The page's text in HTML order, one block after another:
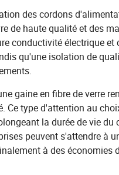
des cordons
de haute qualité et des
conductivité électrique et
qu'une isolation de
gaine en fibre de verre
Ce type d'attention au
la durée de vie
peuvent s'attendre à
à des